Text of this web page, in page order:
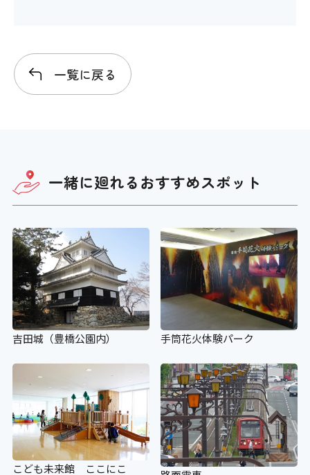
エスカレーター
×
スロープがない場合の代替措置
〇 希望者には、職員が同行し業務用エ
レベーターをご案内
設備
アイコンの説明
車いすの貸し出し
一覧に戻る
一緒に廻れるおすすめスポット
吉田城（豊橋公園内） 手筒花火体験パーク
こども未来館 ここにこ